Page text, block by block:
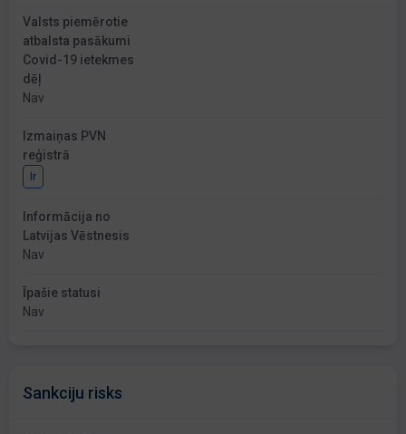
Valsts piemērotie
atbalsta pasākumi
Covid-19 ietekmes
dēļ
Nav
Izmaiņas PVN
reģistrā
Ir
Informācija no
Latvijas Vēstnesis
Nav
Īpašie statusi
Nav
Sankciju risks